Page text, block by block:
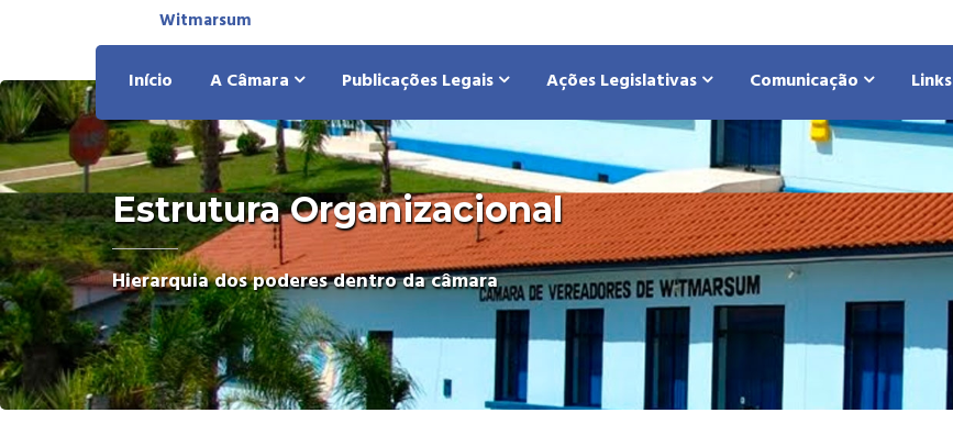
Witmarsum
Início A Câmara Publicações Legais Ações Legislativas Comunicação Links
Estrutura Organizacional
Hierarquia dos poderes dentro da câmara